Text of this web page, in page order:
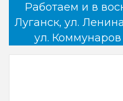
Работаем и в
Луганск, ул.
ул. Коммунаров